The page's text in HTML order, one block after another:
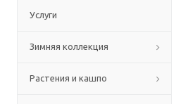
Услуги
Зимняя коллекция
Растения и кашпо